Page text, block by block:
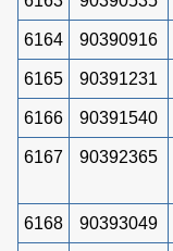
6164 90390916
6165 90391231
6166 90391540
6167 90392365
6168 90393049